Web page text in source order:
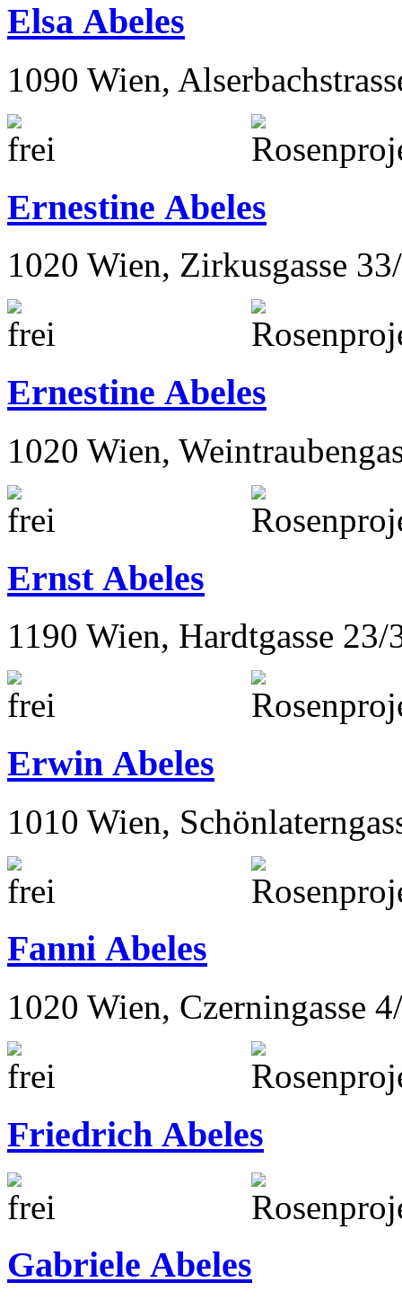
Elsa Abeles
1090 Wien,
Ernestine Abeles
1020 Wien, Zirkusgasse
Ernestine Abeles
1020 Wien,
Ernst Abeles
1190 Wien, Hardtgasse 23/
Erwin Abeles
1010 Wien,
Fanni Abeles
1020 Wien, Czerningasse
Friedrich Abeles
Gabriele Abeles